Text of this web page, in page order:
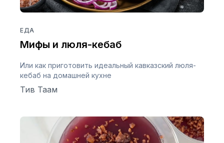
ЕДА
Мифы и люля-кебаб
Или как приготовить идеальный кавказский люля-
кебаб на домашней кухне
Тив Таам